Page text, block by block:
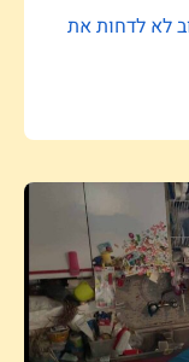
לא לדחות את